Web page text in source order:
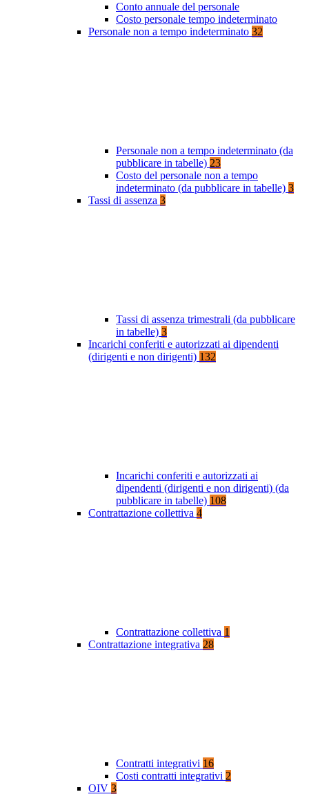
Conto annuale del personale
Costo personale tempo indeterminato
Personale non a tempo indeterminato 32
Personale non a tempo indeterminato (da
pubblicare in tabelle) 23
Costo del personale non a tempo
indeterminato (da pubblicare in tabelle) 3
Tassi di assenza 3
Tassi di assenza trimestrali (da pubblicare
in tabelle) 3
Incarichi conferiti e autorizzati ai dipendenti
(dirigenti e non dirigenti) 132
Incarichi conferiti e autorizzati ai
dipendenti (dirigenti e non dirigenti) (da
pubblicare in tabelle) 108
Contrattazione collettiva 4
Contrattazione collettiva 1
Contrattazione integrativa 28
Contratti integrativi 16
Costi contratti integrativi 2
OIV 3